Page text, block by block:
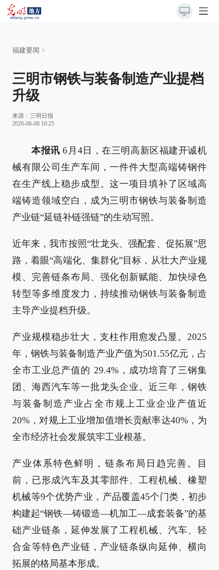
福建要闻 >
三明市钢铁与装备制造产业提档
升级
来源： 三明日报
2026-06-08 10:25
本报讯 6月4日，在三明高新区福建开诚机
械有限公司生产车间，一件件大型高端铸钢件
在生产线上稳步成型。这一项目填补了区域高
端铸造领域空白，成为三明市钢铁与装备制造
产业链“延链补链强链”的生动写照。
近年来，我市按照“壮龙头、强配套、促拓展”思
路，着眼“高端化、集群化”目标，从壮大产业规
模、完善链条布局、强化创新赋能、加快绿色
转型等多维度发力，持续推动钢铁与装备制造
主导产业提档升级。
产业规模稳步壮大，支柱作用愈发凸显。2025
年，钢铁与装备制造产业产值为501.55亿元，占
全市工业总产值的 29.4%，成功培育了三钢集
团、海西汽车等一批龙头企业。近三年，钢铁
与装备制造产业占全市规上工业企业产值近
20%，对规上工业增加值增长贡献率达40%，为
全市经济社会发展筑牢工业根基。
产业体系特色鲜明，链条布局日趋完善。目
前，已形成汽车及其零部件、工程机械、橡塑
机械等9个优势产业，产品覆盖45个门类，初步
构建起“钢铁—铸锻造—机加工—成套装备”的基
础产业链条，延伸发展了工程机械、汽车、轻
合金等特色产业链，产业链条纵向延伸、横向
拓展的格局基本形成。